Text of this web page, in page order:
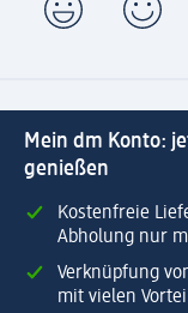
Mein dm Konto:
genießen
Kostenfreie
Abholung nur
Verknüpfung
mit vielen